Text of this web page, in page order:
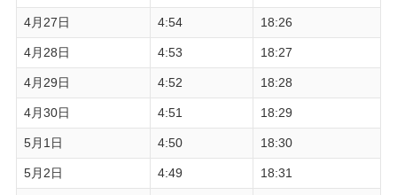
4月27日 4:54 18:26
4月28日 4:53 18:27
4月29日 4:52 18:28
4月30日 4:51 18:29
5月1日 4:50 18:30
5月2日 4:49 18:31